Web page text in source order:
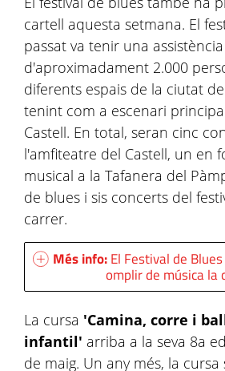
cartell aquesta setmana. El
passat va tenir una assistència
d'aproximadament 2.000
diferents espais de la ciutat
tenint com a escenari
Castell. En total, seran cinc
l'amfiteatre del Castell, un en
musical a la Tafanera del
de blues i sis concerts del
carrer.
Més info:El Festival de
omplir de música la
La cursa 'Camina, corre i
infantil' arriba a la seva 8a
de maig. Un any més, la